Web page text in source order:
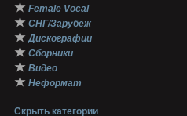
★ Female Vocal
★ СНГ/Зарубеж
★ Дискографии
★ Сборники
★ Видео
★ Неформат
Скрыть категории